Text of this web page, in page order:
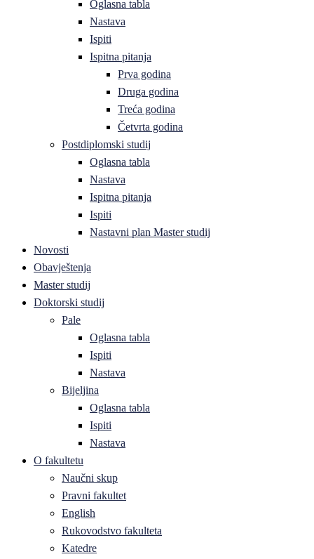
Oglasna tabla
Nastava
Ispiti
Ispitna pitanja
Prva godina
Druga godina
Treća godina
Četvrta godina
Postdiplomski studij
Oglasna tabla
Nastava
Ispitna pitanja
Ispiti
Nastavni plan Master studij
Novosti
Obavještenja
Master studij
Doktorski studij
Pale
Oglasna tabla
Ispiti
Nastava
Bijeljina
Oglasna tabla
Ispiti
Nastava
O fakultetu
Naučni skup
Pravni fakultet
English
Rukovodstvo fakulteta
Katedre